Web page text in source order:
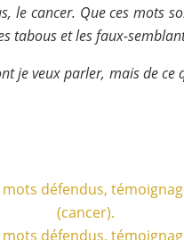
le cancer. Que ces mots
tabous et les faux-
je veux parler, mais de ce